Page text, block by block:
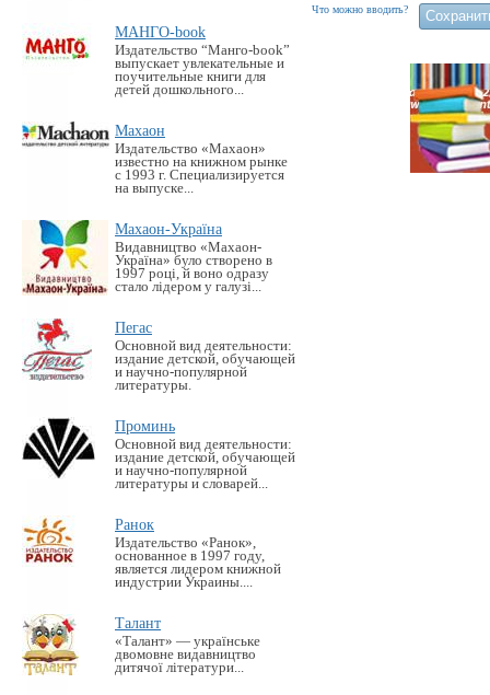
МАНГО-book
Издательство “Манго-book”
выпускает увлекательные и
поучительные книги для
детей дошкольного...
Махаон
Издательство «Махаон»
известно на книжном рынке
с 1993 г. Специализируется
на выпуске...
Махаон-Україна
Видавництво «Махаон-
Україна» було створено в
1997 році, й воно одразу
стало лідером у галузі...
Пегас
Основной вид деятельности:
издание детской, обучающей
и научно-популярной
литературы.
Проминь
Основной вид деятельности:
издание детской, обучающей
и научно-популярной
литературы и словарей...
Ранок
Издательство «Ранок»,
основанное в 1997 году,
является лидером книжной
индустрии Украины....
Талант
«Талант» — українське
двомовне видавництво
дитячої літератури...
Что можно вводить?